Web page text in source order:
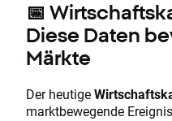
📅
Diese Daten
Märkte
Der heutige
marktbewegende